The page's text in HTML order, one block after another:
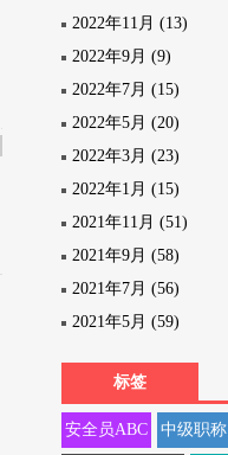
2022年11月 (13)
2022年9月 (9)
2022年7月 (15)
2022年5月 (20)
2022年3月 (23)
2022年1月 (15)
2021年11月 (51)
2021年9月 (58)
2021年7月 (56)
2021年5月 (59)
标签
安全员ABC 中级职称